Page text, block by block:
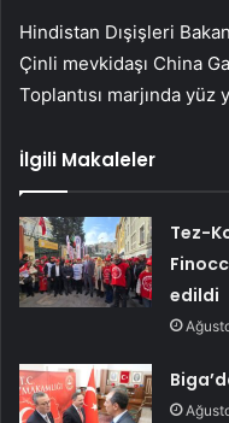
Hindistan Dışişleri
Çinli mevkidaşı China
Toplantısı marjında ​​yüz
İlgili Makaleler
Tez-
edildi